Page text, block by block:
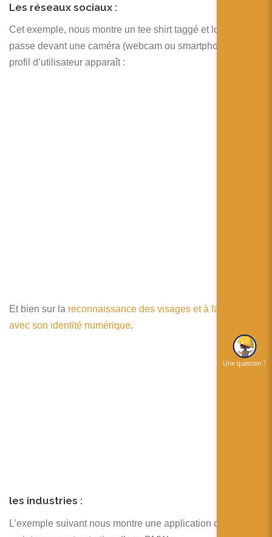
Les réseaux sociaux :
Cet exemple, nous montre un tee shirt taggé et lorsqu’il
passe devant une caméra (webcam ou smartphone) le
profil d’utilisateur apparaît :
Et bien sur la reconnaissance des visages et à faire le lien
avec son identité numérique.
les industries :
L’exemple suivant nous montre une application de
Une question ?